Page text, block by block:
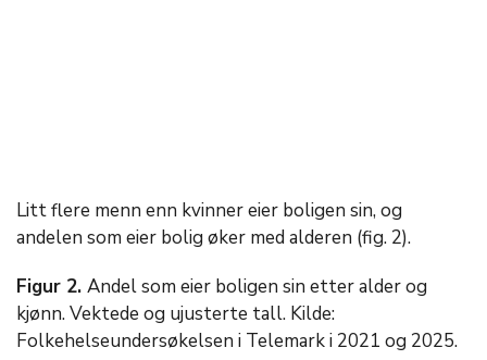
Litt flere menn enn kvinner eier boligen sin, og
andelen som eier bolig øker med alderen (fig. 2).
Figur 2. Andel som eier boligen sin etter alder og
kjønn. Vektede og ujusterte tall. Kilde:
Folkehelseundersøkelsen i Telemark i 2021 og 2025.